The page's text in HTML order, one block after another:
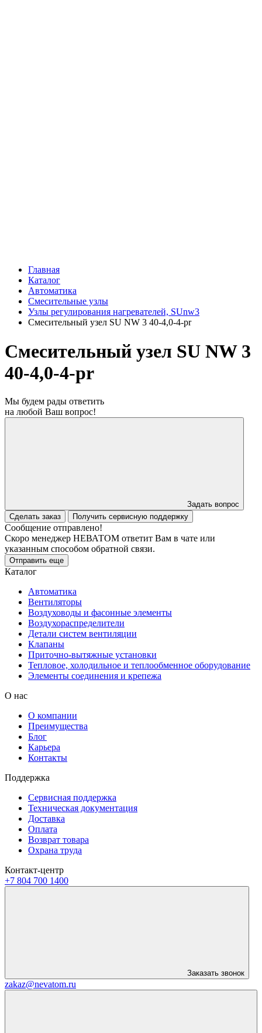
Главная
Каталог
Автоматика
Смесительные узлы
Узлы регулирования нагревателей, SUnw3
Смесительный узел SU NW 3 40-4,0-4-pr
Смесительный узел SU NW 3
40-4,0-4-pr
Мы будем рады ответить
на любой Ваш вопрос!
Задать вопрос
Сделать заказ
Получить сервисную поддержку
Сообщение отправлено!
Скоро менеджер НЕВАТОМ ответит Вам в чате или
указанным способом обратной связи.
Отправить еще
Каталог
Автоматика
Вентиляторы
Воздуховоды и фасонные элементы
Воздухораспределители
Детали систем вентиляции
Клапаны
Приточно-вытяжные установки
Тепловое, холодильное и теплообменное оборудование
Элементы соединения и крепежа
О нас
О компании
Преимущества
Блог
Карьера
Контакты
Поддержка
Сервисная поддержка
Техническая документация
Доставка
Оплата
Возврат товара
Охрана труда
Контакт-центр
+7 804 700 1400
Заказать звонок
zakaz@nevatom.ru